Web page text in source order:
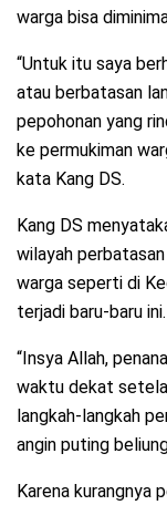
warga bisa
“Untuk itu saya
atau berbatasan
pepohonan yang
ke permukiman
kata Kang DS.
Kang DS
wilayah
warga seperti di
terjadi baru-baru ini.
“Insya Allah,
waktu dekat
langkah-langkah
angin puting
Karena kurangnya